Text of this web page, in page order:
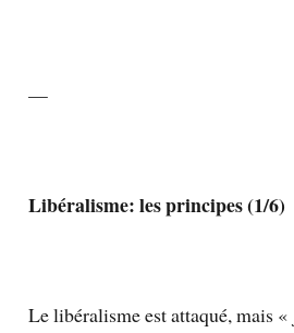
—
Libéralisme: les principes (1/6)
Le libéralisme est attaqué, mais «